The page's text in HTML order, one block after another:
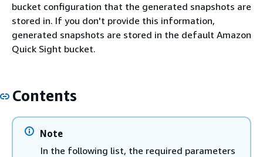
bucket configuration that the generated snapshots are
stored in. If you don't provide this information,
generated snapshots are stored in the default Amazon
Quick Sight bucket.
Contents
Note
In the following list, the required parameters